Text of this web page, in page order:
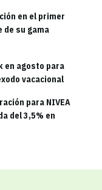
en el primer
de su gama
en agosto para
vacacional
para NIVEA
del 3,5% en